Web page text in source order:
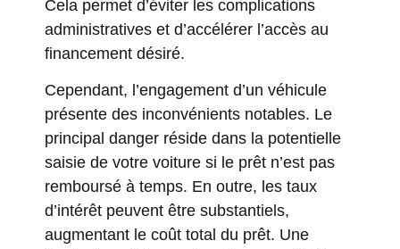
Cela permet d’éviter les complications
administratives et d’accélérer l’accès au
financement désiré.
Cependant, l’engagement d’un véhicule
présente des inconvénients notables. Le
principal danger réside dans la potentielle
saisie de votre voiture si le prêt n’est pas
remboursé à temps. En outre, les taux
d’intérêt peuvent être substantiels,
augmentant le coût total du prêt. Une